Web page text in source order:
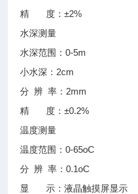
精 度：±2%
水深测量
水深范围：0-5m
小水深：2cm
分 辨 率：2mm
精 度：±0.2%
温度测量
温度范围：0-65oC
分 辨 率：0.1oC
显 示：液晶触摸屏显示